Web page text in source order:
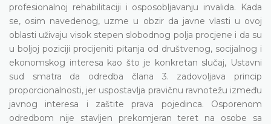
profesionalnoj rehabilitaciji i osposobljavanju invalida. Kada
se, osim navedenog, uzme u obzir da javne vlasti u ovoj
oblasti uživaju visok stepen slobodnog polja procjene i da su
u boljoj poziciji procijeniti pitanja od društvenog, socijalnog i
ekonomskog interesa kao što je konkretan slučaj, Ustavni
sud smatra da odredba člana 3. zadovoljava princip
proporcionalnosti, jer uspostavlja pravičnu ravnotežu između
javnog interesa i zaštite prava pojedinca. Osporenom
odredbom nije stavljen prekomjeran teret na osobe sa